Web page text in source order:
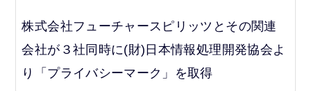
株式会社フューチャースピリッツとその関連
会社が３社同時に(財)日本情報処理開発協会よ
り「プライバシーマーク」を取得